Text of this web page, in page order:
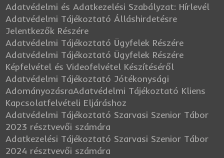
Adatvédelmi és Adatkezelési Szabályzat: Hírlevél
Adatvédelmi Tájékoztató Álláshirdetésre
Jelentkezők Részére
Adatvédelmi Tájékoztató Ügyfelek Részére
Adatvédelmi Tájékoztató Ügyfelek Részére
Képfelvétel és Videofelvétel Készítéséről
Adatvédelmi Tájékoztató Jótékonysági
AdományozásraAdatvédelmi Tájékoztató Kliens
Kapcsolatfelvételi Eljáráshoz
Adatvédelmi Tájékoztató Szarvasi Szenior Tábor
2023 résztvevői számára
Adatkezelési Tájékoztató Szarvasi Szenior Tábor
2024 résztvevői számára